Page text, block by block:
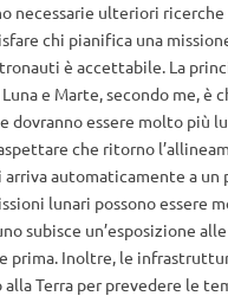
necessarie ulteriori ricerche
chi pianifica una
è accettabile. La
e Marte, secondo me, è
dovranno essere molto più
che ritorno
automaticamente a un
lunari possono essere
subisce un’esposizione
prima. Inoltre, le
Terra per prevedere le